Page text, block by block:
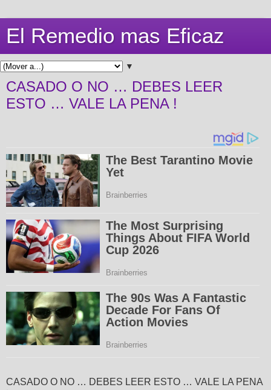
El Remedio mas Eficaz
▼
CASADO O NO … DEBES LEER
ESTO … VALE LA PENA !
CASADO O NO … DEBES LEER ESTO … VALE LA PENA